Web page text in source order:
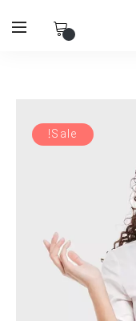
Sale!